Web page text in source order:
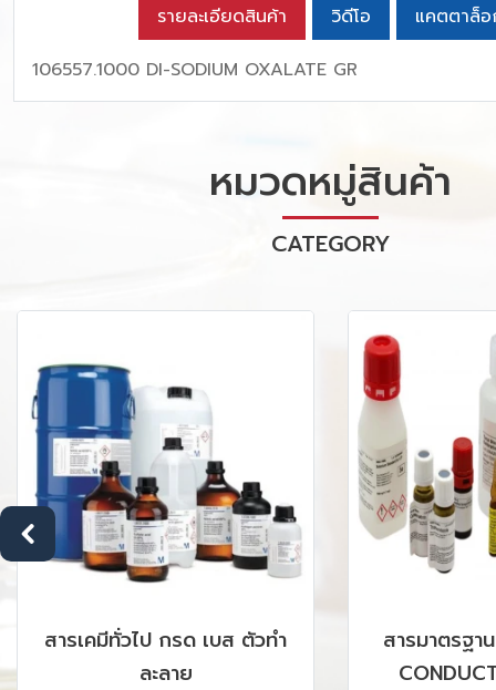
รายละเอียดสินค้า
วิดีโอ
แคตตาล็
106557.1000 DI-SODIUM OXALATE GR
หมวดหมู่สินค้า
CATEGORY
สารเคมีทั่วไป กรด เบส ตัวทำ
ละลาย
สารมาตรฐา